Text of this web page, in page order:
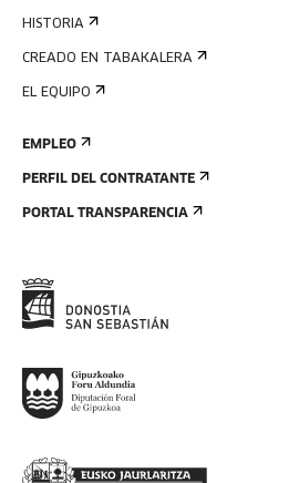
HISTORIA
CREADO EN TABAKALERA
EL EQUIPO
EMPLEO
PERFIL DEL CONTRATANTE
PORTAL TRANSPARENCIA